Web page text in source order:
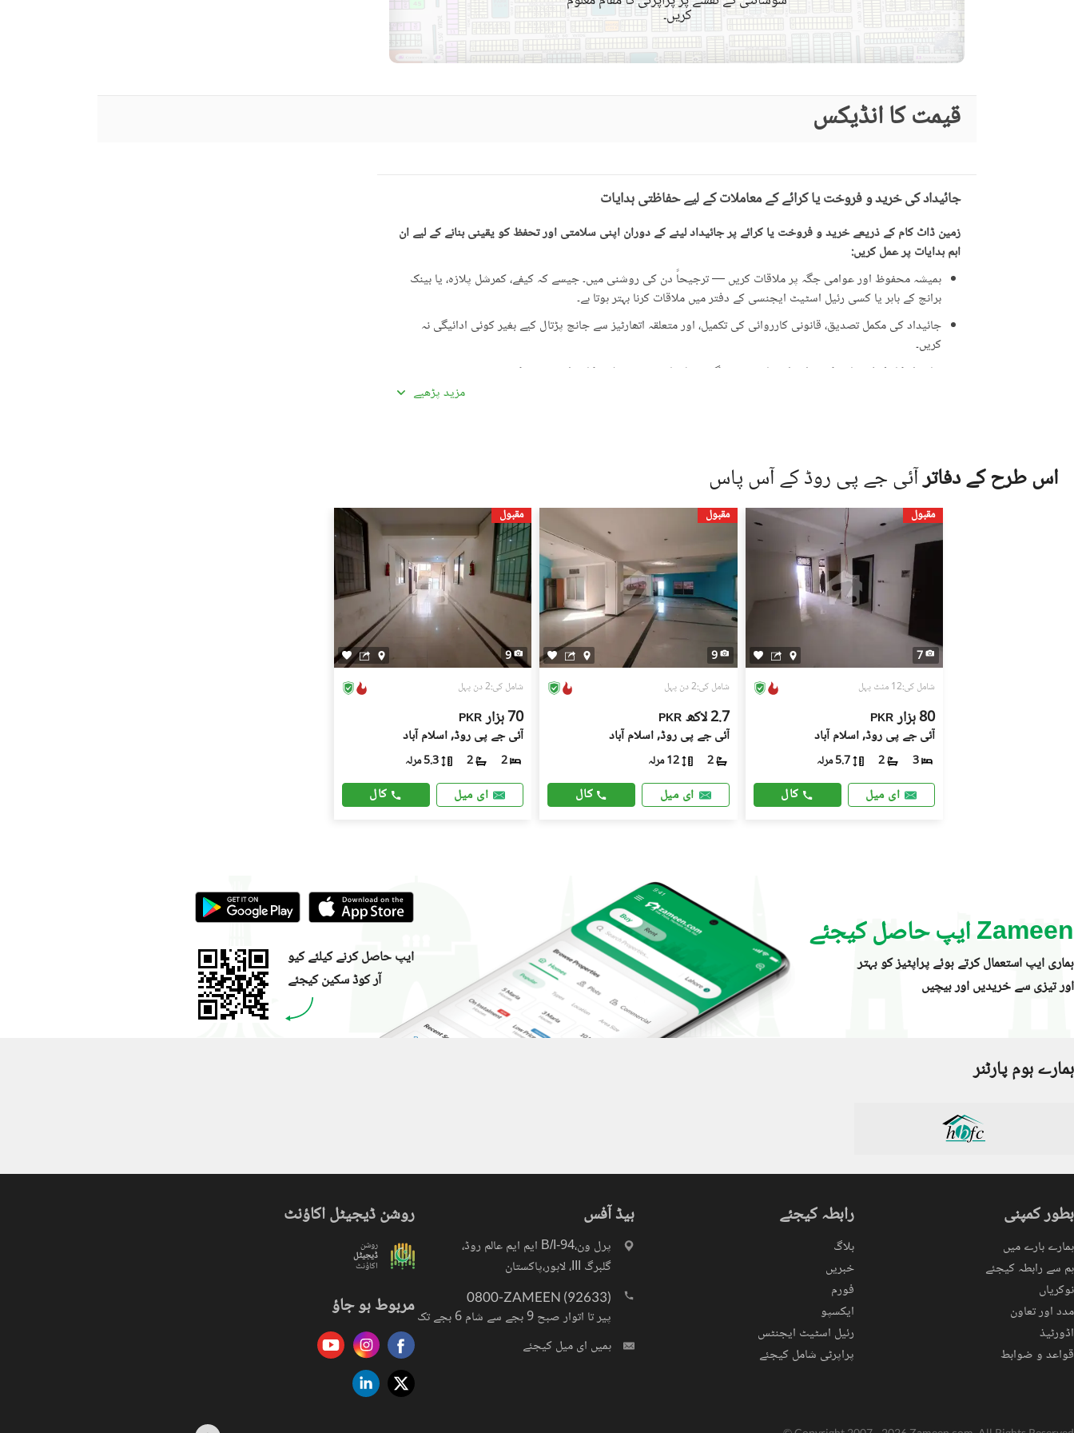
نزدیکی علاقے اور
دوسری خصوصیات
قریبی سکول قریبی ہسپتال
قریبی شاپنگ مالز
قریبی ریسٹورنٹ
ائیرپورٹ سے فاصلہ (کلومیٹر
میں)
قریبی پبلک ٹرانسپورٹ سروس
دیکھ بھال کا عملہ
کریں۔
قیمت کا انڈیکس
جائیداد کی خرید و فروخت یا کرائے کے معاملات کے لیے حفاظتی ہدایات
زمین ڈاٹ کام کے ذریعے خرید و فروخت یا کرائے پر جائیداد لینے کے دوران اپنی سلامتی اور تحفظ کو یقینی بنانے کے لیے ان
اہم ہدایات پر عمل کریں:
ہمیشہ محفوظ اور عوامی جگہ پر ملاقات کریں — ترجیحاً دن کی روشنی میں۔ جیسے کہ کیفے، کمرشل پلازہ، یا بینک
برانچ کے باہر یا کسی رئیل اسٹیٹ ایجنسی کے دفتر میں ملاقات کرنا بہتر ہوتا ہے۔
جائیداد کی مکمل تصدیق، قانونی کارروائی کی تکمیل، اور متعلقہ اتھارٹیز سے جانچ پڑتال کیے بغیر کوئی ادائیگی نہ
کریں۔
جائیداد کا مکمل معائنہ کریں اور اشتہار میں دی گئی معلومات سے تفصیلات کا موازنہ ضرور کریں۔
ایسی پیشکشوں سے ہوشیار رہیں جو حقیقت سے زیادہ اچھی لگیں۔ غیرمعمولی طور پر کم قیمتیں دھوکہ دہی کی
کارڈ (CNIC)۔
قانونی مشیر یا متعلقہ لینڈ اتھارٹی سے رجوع کر کے جائیداد پر کسی بھی قسم کی رکاوٹ یا تنازعے کی جانچ کریں۔
جائیداد دیکھنے کے لیے کبھی بھی اکیلے نہ جائیں، کسی قابل اعتماد شخص کو ساتھ لے جائیں۔
جب تک دوسرا فریق مکمل طور پر قابلِ اعتبار نہ ہو، اپنی ذاتی یا مالی معلومات شیئر کرنے سے گریز کریں۔
زمین ڈاٹ کام صارفین کی طرف سے دیے گئے اشتہارات (لسٹنگز) کے لیے ذمہ دار نہیں ہے۔ تمام صارفین اپنے اشتہارات
(لسٹنگز) کی درستگی، حقیقت، اور قانونی حیثیت کے لیے خود ذمہ دار ہیں۔ کسی بھی معاہدے کو حتمی شکل دینے سے پہلے
ہمیشہ مکمل تحقیقات کریں اور پیشہ ور قانونی یا رئیل اسٹیٹ ماہرین سے مشورہ حاصل کریں۔
مزید پڑھیے
اس طرح کے دفاترآئی جے پی روڈ کے آس پاس
مقبول
9
شامل کی:2 دن پہل
PKR 70 ہزار
آئی جے پی روڈ, اسلام آباد
2
2 5.3 مرلہ
ای میل کال
مقبول
9
شامل کی:2 دن پہل
PKR 2.7 لاکھ
آئی جے پی روڈ, اسلام آباد
2 12 مرلہ
ای میل کال
مقبول
7
شامل کی:12 منٹ پہل
PKR 80 ہزار
آئی جے پی روڈ, اسلام آباد
3
2 5.7 مرلہ
ای میل کال
Zameen ایپ حاصل کیجئے
ہماری ایپ استعمال کرتے ہوئے پراپٹیز کو بہتر
اور تیزی سے خریدیں اور بیچیں
ایپ حاصل کرنے کیلئے کیو
آر کوڈ سکین کیجئے
ہمارے ہوم پارٹنر
بطور کمپنی
ہمارے بارے میں
ہم سے رابطہ کیجئے
نوکریاں
مدد اور تعاون
اڈورٹیذ
قواعد و ضوابط
رابطہ کیجئے
بلاگ
خبریں
فورم
ایکسپو
رئیل اسٹیٹ ایجنٹس
پراپرٹی شامل کیجئے
ہیڈ آفس
پرل ون،94-B/I ایم ایم عالم روڈ،
گلبرگ III، لاہور،پاکستان
0800-ZAMEEN (92633)
پیر تا اتوار صبح 9 بجے سے شام 6 بجے تک
ہمیں ای میل کیجئے
روشن ڈیجیٹل اکاؤنٹ
روشن
ڈیجیٹل
اکاؤنٹ
مربوط ہو جاؤ